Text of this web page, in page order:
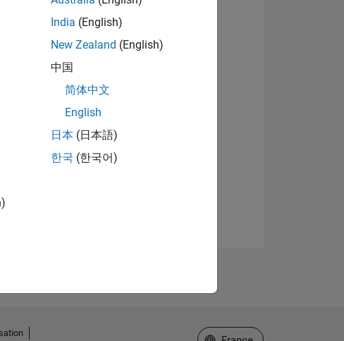
India (English)
New Zealand (English)
中国
简体中文
English
日本 (日本語)
한국 (한국어)